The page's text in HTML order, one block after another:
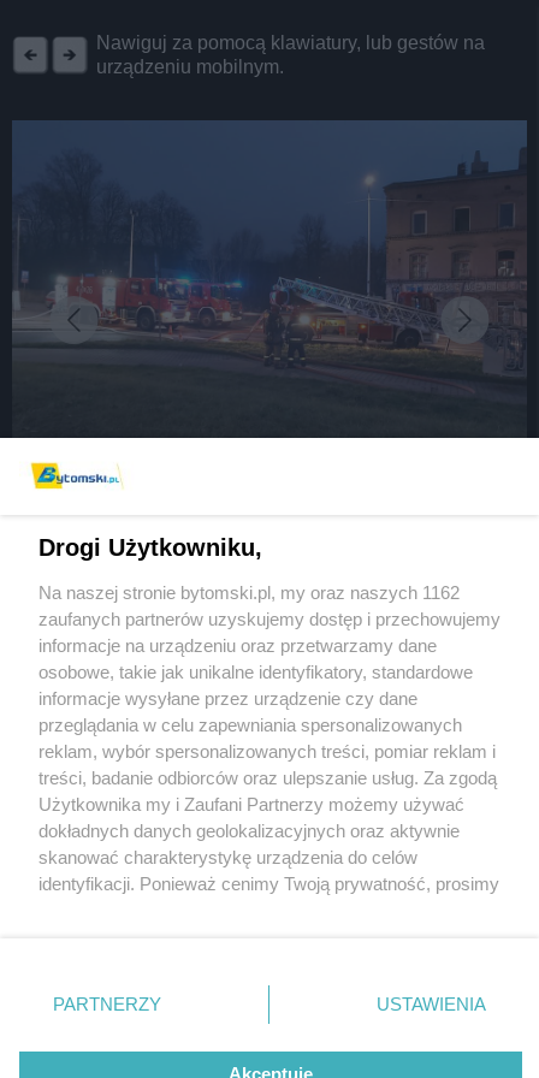
Nawiguj za pomocą klawiatury, lub gestów na
urządzeniu mobilnym.
Pożar budynku przy ul. Frenzla. Gasi go 6
dachu
Pożar budynku przy ul.
Frenzla, Bytom
Pożar budynku przy ul. Frenzla, Bytom
Wydawca mediów lokalnych
Nie zapomnij
zapoznać się z:
polityką prywatności regulamin korzystania z portali
Twojemiasto
Piekary Śląskie
Chorzów
Tarnowskie Góry
Gliwice
Skontakuj sięz nami
Kontakt
Wydawca
Pogoda
Drogi Użytkowniku,
Na naszej stronie bytomski.pl, my oraz naszych 1162
zaufanych partnerów uzyskujemy dostęp i przechowujemy
informacje na urządzeniu oraz przetwarzamy dane
osobowe, takie jak unikalne identyfikatory, standardowe
informacje wysyłane przez urządzenie czy dane
przeglądania w celu zapewniania spersonalizowanych
reklam, wybór spersonalizowanych treści, pomiar reklam i
treści, badanie odbiorców oraz ulepszanie usług. Za zgodą
Użytkownika my i Zaufani Partnerzy możemy używać
dokładnych danych geolokalizacyjnych oraz aktywnie
skanować charakterystykę urządzenia do celów
identyfikacji. Ponieważ cenimy Twoją prywatność, prosimy
prywatności znajdujący się w lewym dolnym rogu strony
. Niektóre rodzaje przetwarzania danych nie wymagają
zgody użytkownika, ale masz prawo sprzeciwić się
takiemu przetwarzaniu. Preferencje będą miały
PARTNERZY USTAWIENIA
Akceptuję